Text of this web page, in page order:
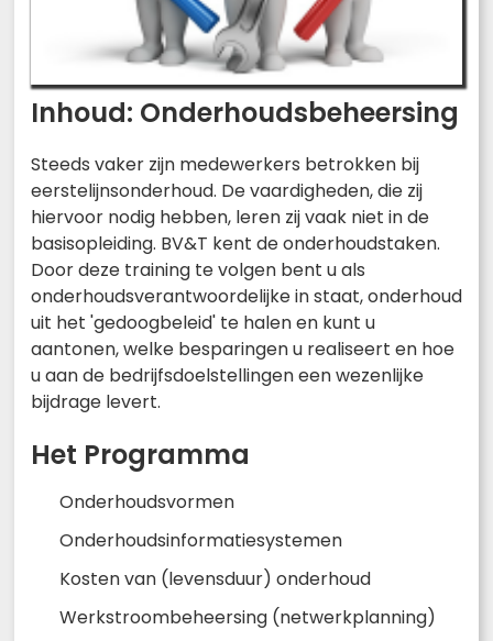
Inhoud: Onderhoudsbeheersing
Steeds vaker zijn medewerkers betrokken bij
eerstelijnsonderhoud. De vaardigheden, die zij
hiervoor nodig hebben, leren zij vaak niet in de
basisopleiding. BV&T kent de onderhoudstaken.
Door deze training te volgen bent u als
onderhoudsverantwoordelijke in staat, onderhoud
uit het 'gedoogbeleid' te halen en kunt u
aantonen, welke besparingen u realiseert en hoe
u aan de bedrijfsdoelstellingen een wezenlijke
bijdrage levert.
Het Programma
Onderhoudsvormen
Onderhoudsinformatiesystemen
Kosten van (levensduur) onderhoud
Werkstroombeheersing (netwerkplanning)